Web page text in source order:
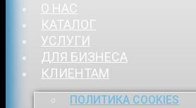
О НАС
КАТАЛОГ
УСЛУГИ
ДЛЯ БИЗНЕСА
КЛИЕНТАМ
ПОЛИТИКА COOKIES